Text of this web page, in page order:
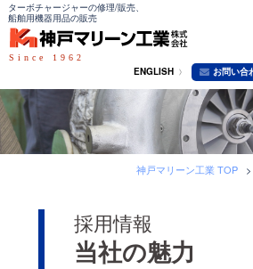
コ
ン
テ
ツ
へ
ス
ターボチャージャーの修理/販売、
船舶用機器用品の販売
Since 1962
ENGLISH お問い合
神戸マリーン工業 TOP >
採用情報
当社の魅力